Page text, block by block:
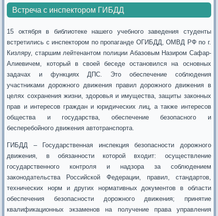
Встреча с инспектором ГИБДД
15 октября в библиотеке нашего учебного заведения студенты
встретились с инспектором по пропаганде ОГИБДД, ОМВД РФ по г.
Кизляру, старшим лейтенантом полиции Абазовым Назиром Сафар-
Алиевичем, который в своей беседе остановился на основных
задачах и функциях ДПС. Это обеспечение соблюдения
участниками дорожного движения правил дорожного движения в
целях сохранения жизни, здоровья и имущества, защиты законных
прав и интересов граждан и юридических лиц, а также интересов
общества и государства, обеспечение безопасного и
бесперебойного движения автотранспорта.
ГИБДД – Государственная инспекция безопасности дорожного
движения, в обязанности которой входит: осуществление
государственного контроля и надзора за соблюдением
законодательства Российской Федерации, правил, стандартов,
технических норм и других нормативных документов в области
обеспечения безопасности дорожного движения; принятие
квалификационных экзаменов на получение права управления